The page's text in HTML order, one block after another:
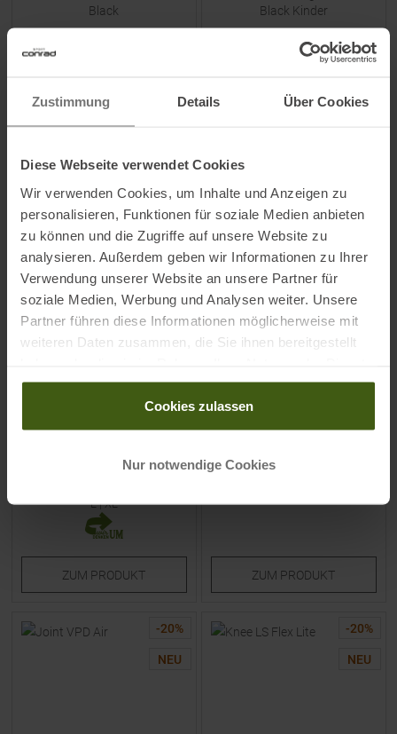
Zustimmung Details Über Cookies
Diese Webseite verwendet Cookies
Wir verwenden Cookies, um Inhalte und Anzeigen zu
personalisieren, Funktionen für soziale Medien anbieten
zu können und die Zugriffe auf unsere Website zu
analysieren. Außerdem geben wir Informationen zu Ihrer
Verwendung unserer Website an unsere Partner für
soziale Medien, Werbung und Analysen weiter. Unsere
Partner führen diese Informationen möglicherweise mit
weiteren Daten zusammen, die Sie ihnen bereitgestellt
gesammelt haben.
Cookies zulassen
Nur notwendige Cookies
Black
S|M |L
Black Kinder
54,95€
Verfügbare Größen:
XS
-20 %
NEU
L|XL
ZUM PRODUKT
-
Hüfttasche Black
59,95 €
ZUM PRODUKT
-20%
NEU
-20%
NEU